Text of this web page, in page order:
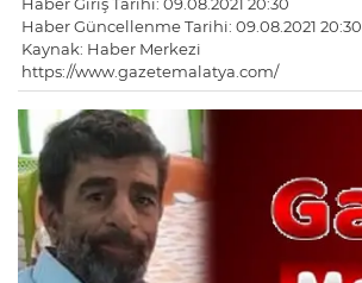
Haber Güncellenme Tarihi: 09.08.2021 20:30
Kaynak: Haber Merkezi
https://www.gazetemalatya.com/